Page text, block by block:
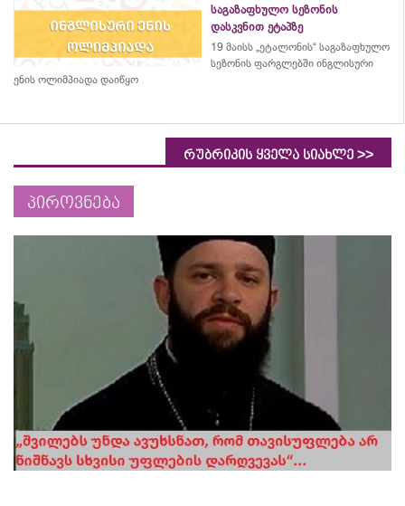
საგაზაფხულო სეზონის
დასკვნით ეტაპზე
19 მაისს „ეტალონის“ საგაზაფხულო
სეზონის ფარგლებში ინგლისური
ენის ოლიმპიადა დაიწყო
რუბრიკის ყველა სიახლე >>
პიროვნება